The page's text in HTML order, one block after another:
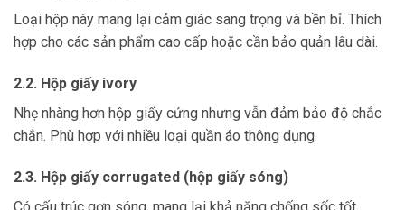
Loại hộp này mang lại cảm giác sang trọng và bền bỉ. Thích
hợp cho các sản phẩm cao cấp hoặc cần bảo quản lâu dài.
2.2. Hộp giấy ivory
Nhẹ nhàng hơn hộp giấy cứng nhưng vẫn đảm bảo độ chắc
chắn. Phù hợp với nhiều loại quần áo thông dụng.
2.3. Hộp giấy corrugated (hộp giấy sóng)